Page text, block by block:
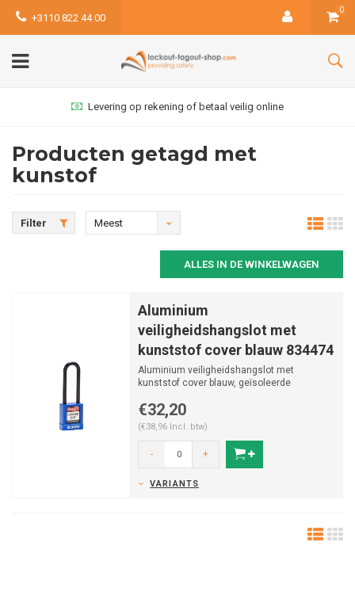
+3110 822 44 00
0
Levering op rekening of betaal veilig online
Producten getagd met
kunstof
Filter
Meest
ALLES IN DE WINKELWAGEN
Aluminium
veiligheidshangslot met
kunststof cover blauw 834474
Aluminium veiligheidshangslot met
kunststof cover blauw, geïsoleerde
€32,20
(€38,96 Incl. btw)
- +
VARIANTS